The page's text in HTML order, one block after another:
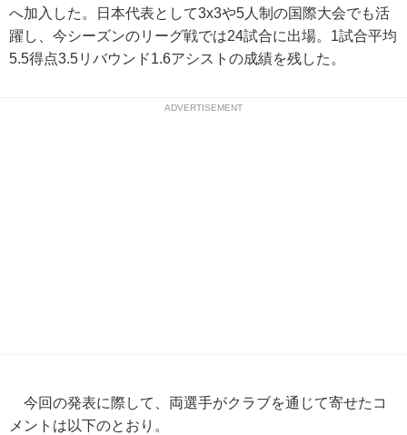
へ加入した。日本代表として3x3や5人制の国際大会でも活
躍し、今シーズンのリーグ戦では24試合に出場。1試合平均
5.5得点3.5リバウンド1.6アシストの成績を残した。
ADVERTISEMENT
今回の発表に際して、両選手がクラブを通じて寄せたコ
メントは以下のとおり。